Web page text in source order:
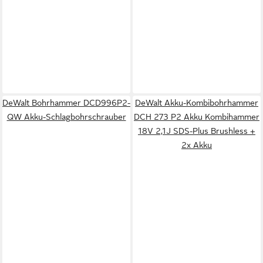
DeWalt Bohrhammer DCD996P2-
QW Akku-Schlagbohrschrauber
DeWalt Akku-Kombibohrhammer
DCH 273 P2 Akku Kombihammer
18V 2,1J SDS-Plus Brushless +
2x Akku